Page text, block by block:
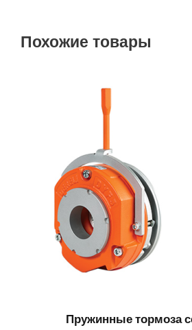
Похожие товары
Пружинные тормоза